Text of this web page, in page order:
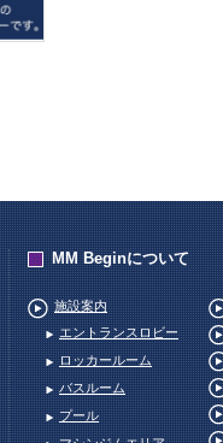
MM Beginについて
施設案内
エントランスロビー
ロッカールーム
バスルーム
プール